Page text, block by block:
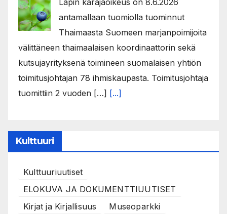
antamallaan tuomiolla tuominnut
Thaimaasta Suomeen marjanpoimijoita
välittäneen thaimaalaisen koordinaattorin sekä
kutsujayrityksenä toimineen suomalaisen yhtiön
toimitusjohtajan 78 ihmiskaupasta. Toimitusjohtaja
tuomittiin 2 vuoden […] [...]
Kulttuuri
Kulttuuriuutiset
ELOKUVA JA DOKUMENTTIUUTISET
Kirjat ja Kirjallisuus
Museoparkki